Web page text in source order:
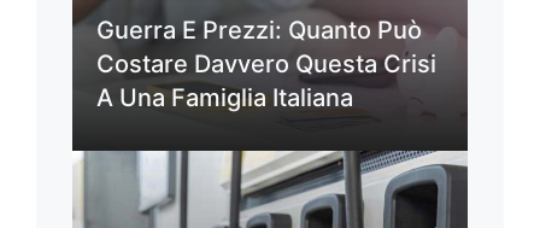
Guerra E Prezzi: Quanto Può
Costare Davvero Questa Crisi
A Una Famiglia Italiana